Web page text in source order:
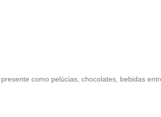
como pelúcias, chocolates, bebidas